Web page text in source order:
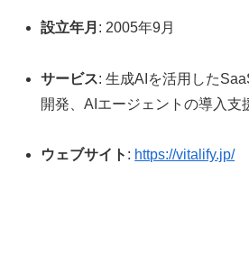
設立年月 : 2005年9月
サービス: 生成AIを活用した
開発、AIエージェントの導入支
ウェブサイト : https://vitalify.jp/